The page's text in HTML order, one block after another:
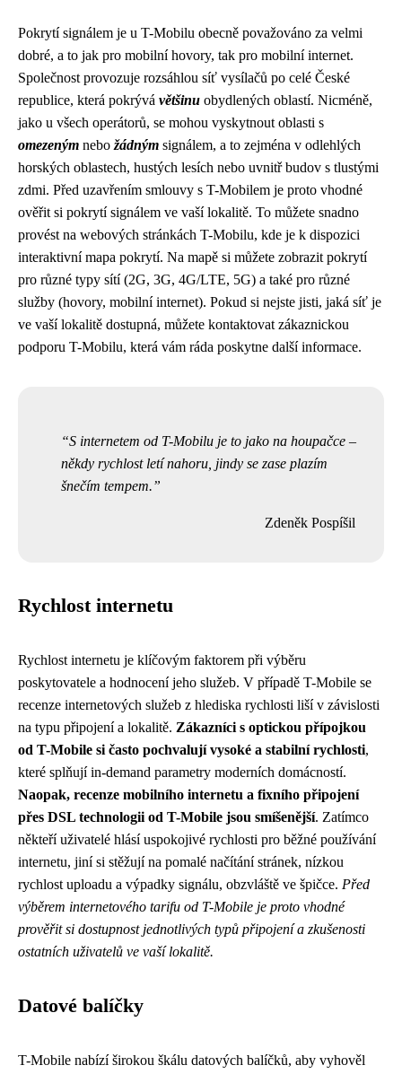
Pokrytí signálem je u T-Mobilu obecně považováno za velmi
dobré, a to jak pro mobilní hovory, tak pro mobilní internet.
Společnost provozuje rozsáhlou síť vysílačů po celé České
republice, která pokrývá většinu obydlených oblastí. Nicméně,
jako u všech operátorů, se mohou vyskytnout oblasti s
omezeným nebo žádným signálem, a to zejména v odlehlých
horských oblastech, hustých lesích nebo uvnitř budov s tlustými
zdmi. Před uzavřením smlouvy s T-Mobilem je proto vhodné
ověřit si pokrytí signálem ve vaší lokalitě. To můžete snadno
provést na webových stránkách T-Mobilu, kde je k dispozici
interaktivní mapa pokrytí. Na mapě si můžete zobrazit pokrytí
pro různé typy sítí (2G, 3G, 4G/LTE, 5G) a také pro různé
služby (hovory, mobilní internet). Pokud si nejste jisti, jaká síť je
ve vaší lokalitě dostupná, můžete kontaktovat zákaznickou
podporu T-Mobilu, která vám ráda poskytne další informace.
S internetem od T-Mobilu je to jako na houpačce –
někdy rychlost letí nahoru, jindy se zase plazím
šnečím tempem.
Zdeněk Pospíšil
Rychlost internetu
Rychlost internetu je klíčovým faktorem při výběru
poskytovatele a hodnocení jeho služeb. V případě T-Mobile se
recenze internetových služeb z hlediska rychlosti liší v závislosti
na typu připojení a lokalitě. Zákazníci s optickou přípojkou
od T-Mobile si často pochvalují vysoké a stabilní rychlosti,
které splňují in-demand parametry moderních domácností.
Naopak, recenze mobilního internetu a fixního připojení
přes DSL technologii od T-Mobile jsou smíšenější. Zatímco
někteří uživatelé hlásí uspokojivé rychlosti pro běžné používání
internetu, jiní si stěžují na pomalé načítání stránek, nízkou
rychlost uploadu a výpadky signálu, obzvláště ve špičce. Před
výběrem internetového tarifu od T-Mobile je proto vhodné
prověřit si dostupnost jednotlivých typů připojení a zkušenosti
ostatních uživatelů ve vaší lokalitě.
Datové balíčky
T-Mobile nabízí širokou škálu datových balíčků, aby vyhověl